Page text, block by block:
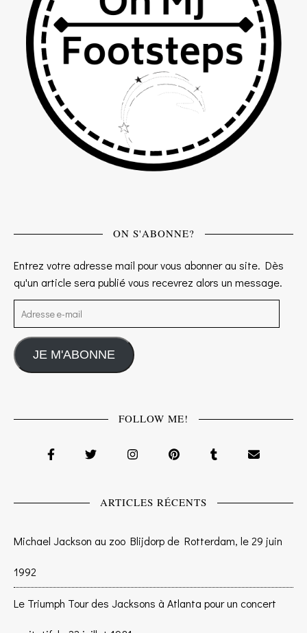
ON S'ABONNE?
Entrez votre adresse mail pour vous abonner au site. Dès
qu'un article sera publié vous recevrez alors un message.
Adresse e-mail
JE M'ABONNE
FOLLOW ME!
ARTICLES RÉCENTS
Michael Jackson au zoo Blijdorp de Rotterdam, le 29 juin
1992
Le Triumph Tour des Jacksons à Atlanta pour un concert